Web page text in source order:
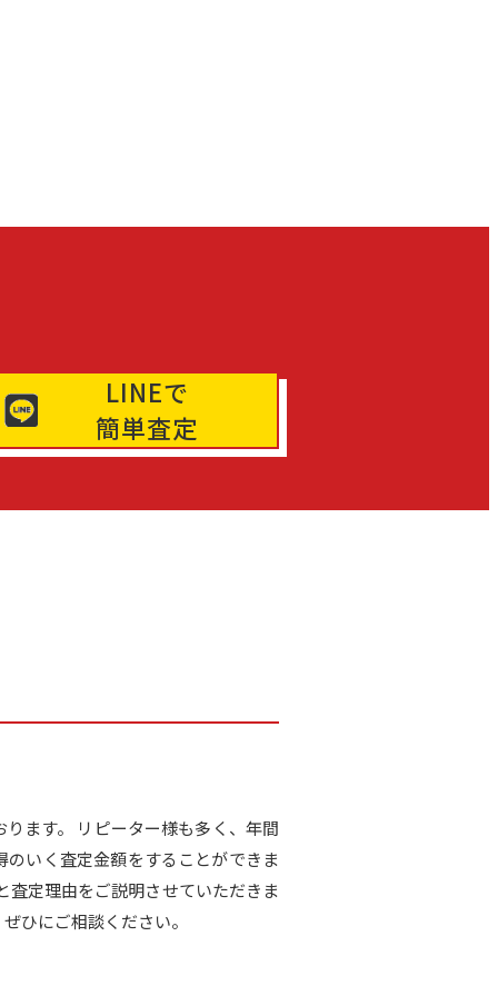
LINEで
簡単査定
ます。 リピーター様も多く、年間
いく査定金額をすることができま
査定理由をご説明させていただきま
ひにご相談ください。